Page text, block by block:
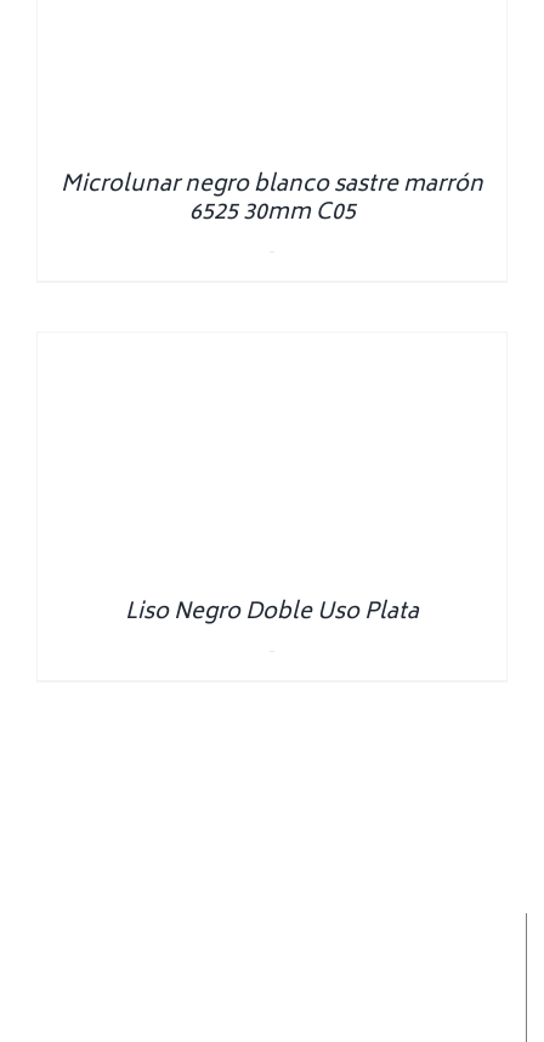
Microlunar negro blanco sastre marrón
6525 30mm C05
Liso Negro Doble Uso Plata